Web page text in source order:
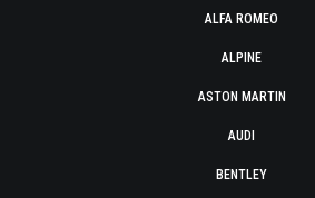
ALFA ROMEO
ALPINE
ASTON MARTIN
AUDI
BENTLEY